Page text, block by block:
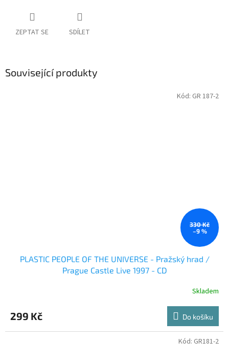
ZEPTAT SE SDÍLET
Související produkty
330 Kč
–9 %
PLASTIC PEOPLE OF THE UNIVERSE - Pražský hrad /
Prague Castle Live 1997 - CD
Skladem
299 Kč Do košíku
Kód: GR 187-2
Kód: GR181-2